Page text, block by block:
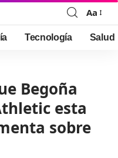
Font
Resizer
Aa
Tecnología Salud
Begoña
esta
sobre